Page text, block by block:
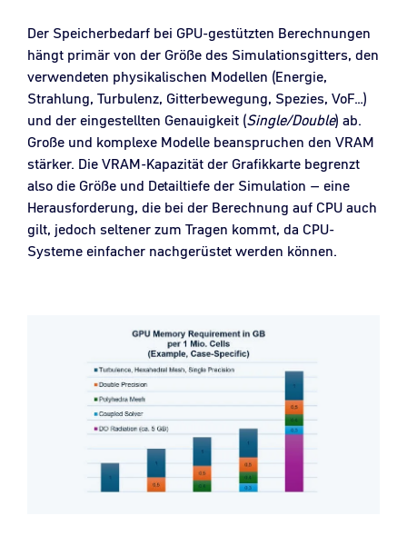
Der Speicherbedarf bei GPU-gestützten Berechnungen
hängt primär von der Größe des Simulationsgitters, den
verwendeten physikalischen Modellen (Energie,
Strahlung, Turbulenz, Gitterbewegung, Spezies, VoF…)
und der eingestellten Genauigkeit (Single/Double) ab.
Große und komplexe Modelle beanspruchen den VRAM
stärker. Die VRAM-Kapazität der Grafikkarte begrenzt
also die Größe und Detailtiefe der Simulation – eine
Herausforderung, die bei der Berechnung auf CPU auch
gilt, jedoch seltener zum Tragen kommt, da CPU-
Systeme einfacher nachgerüstet werden können.